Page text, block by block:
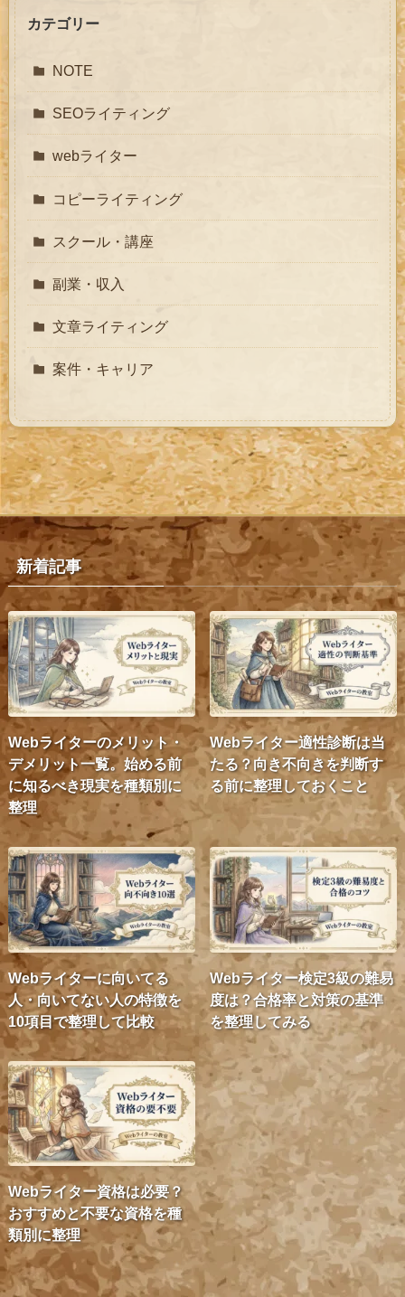
カテゴリー
NOTE
SEOライティング
webライター
コピーライティング
スクール・講座
副業・収入
文章ライティング
案件・キャリア
新着記事
Webライターのメリット・
デメリット一覧。始める前
に知るべき現実を種類別に
整理
Webライター適性診断は当
たる？向き不向きを判断す
る前に整理しておくこと
Webライターに向いてる
人・向いてない人の特徴を
10項目で整理して比較
Webライター検定3級の難易
度は？合格率と対策の基準
を整理してみる
Webライター資格は必要？
おすすめと不要な資格を種
類別に整理